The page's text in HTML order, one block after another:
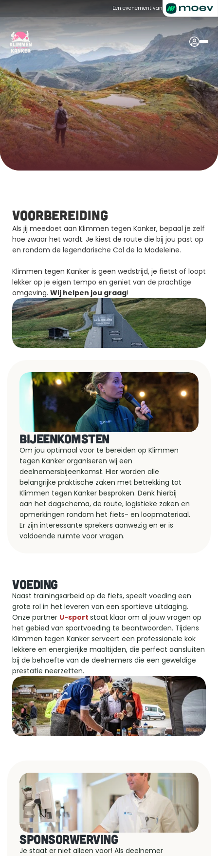
Een evenement van
Voorbereiding
Als jij meedoet aan Klimmen tegen Kanker, bepaal je zelf
hoe zwaar het wordt. Je kiest de route die bij jou past op
en rondom de legendarische Col de la Madeleine.
Klimmen tegen Kanker is geen wedstrijd, je fietst of loopt
lekker op je eigen tempo en geniet van de prachtige
omgeving. Wij helpen jou graag!
BIJEENKOMSTEN
Om jou optimaal voor te bereiden op Klimmen
tegen Kanker organiseren wij een
deelnemersbijeenkomst. Hier worden alle
belangrijke praktische zaken met betrekking tot
Klimmen tegen Kanker besproken. Denk hierbij
aan het dagschema, de route, logistieke zaken en
opmerkingen rondom het fiets- en loopmateriaal.
Er zijn interessante sprekers aanwezig en er is
voldoende ruimte voor vragen.
VOEDING
Naast trainingsarbeid op de fiets, speelt voeding een
grote rol in het leveren van een sportieve uitdaging.
Onze partner U-sport staat klaar om al jouw vragen op
het gebied van sportvoeding te beantwoorden. Tijdens
Klimmen tegen Kanker serveert een professionele kok
lekkere en energierijke maaltijden, die perfect aansluiten
bij de behoefte van de deelnemers die een geweldige
prestatie neerzetten.
SPONSORWERVING
Je staat er niet alleen voor! Als deelnemer